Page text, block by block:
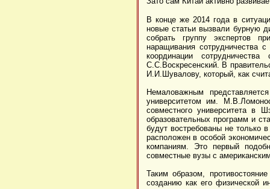
В конце же 2014 года в
новые статьи вызвали бурную
собрать группу экспертов
наращивания сотрудничества
координации
С.С.Воскресенский. В
И.И.Шувалову, который, как
Немаловажным
университетом им.
совместного университета в
образовательных программ и
будут востребованы не только
расположен в особой
компаниям. Это первый
совместные вузы с
Таким образом,
созданию как его физической